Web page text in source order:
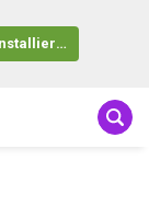
Installieren